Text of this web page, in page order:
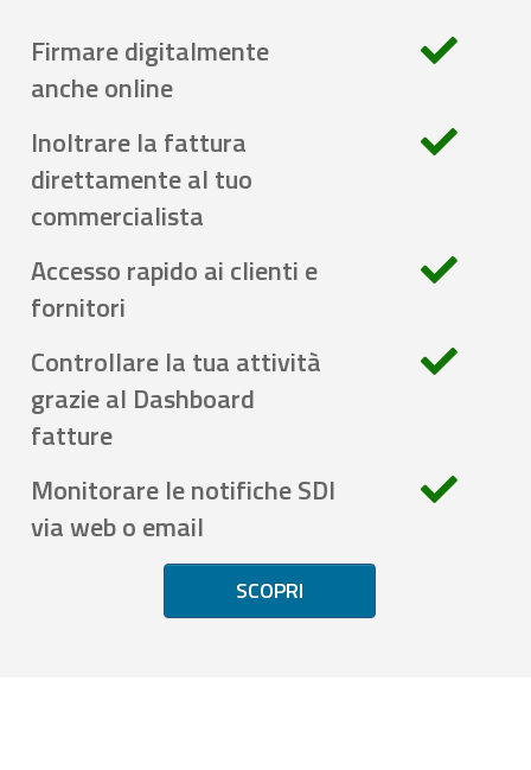
Firmare digitalmente
anche online
Inoltrare la fattura
direttamente al tuo
commercialista
Accesso rapido ai clienti e
fornitori
Controllare la tua attività
grazie al Dashboard
fatture
Monitorare le notifiche SDI
via web o email
SCOPRI